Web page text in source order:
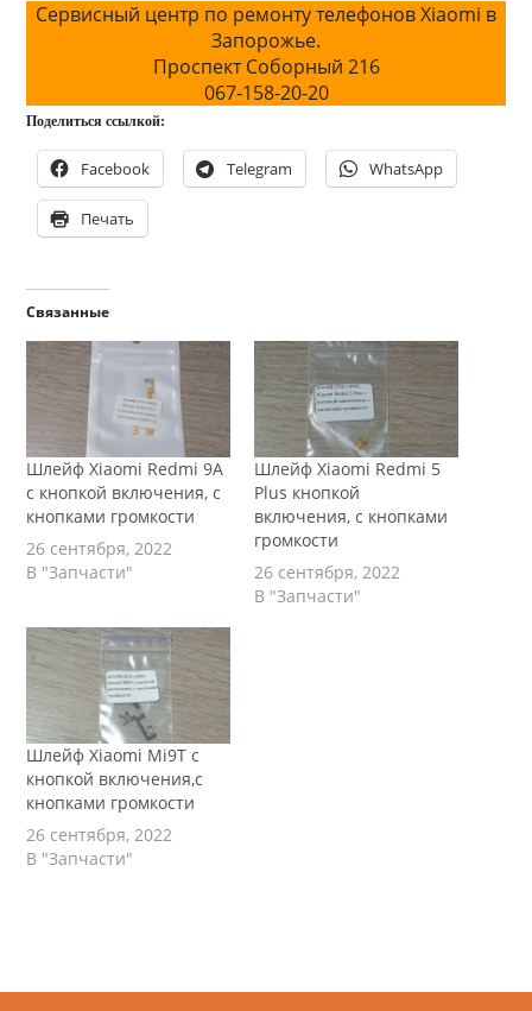
Сервисный центр по ремонту телефонов Xiaomi в
Запорожье.
Проспект Соборный 216
067-158-20-20
Поделиться ссылкой:
Facebook Telegram WhatsApp
Печать
Связанные
Шлейф Xiaomi Redmi 9A
с кнопкой включения, с
кнопками громкости
26 сентября, 2022
В "Запчасти"
Шлейф Xiaomi Redmi 5
Plus кнопкой
включения, с кнопками
громкости
26 сентября, 2022
В "Запчасти"
Шлейф Xiaomi Mi9T с
кнопкой включения,с
кнопками громкости
26 сентября, 2022
В "Запчасти"